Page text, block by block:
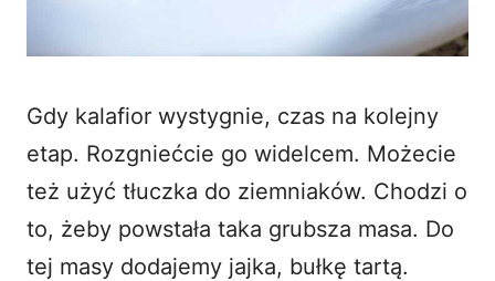
Gdy kalafior wystygnie, czas na kolejny
etap. Rozgniećcie go widelcem. Możecie
też użyć tłuczka do ziemniaków. Chodzi o
to, żeby powstała taka grubsza masa. Do
tej masy dodajemy jajka, bułkę tartą.